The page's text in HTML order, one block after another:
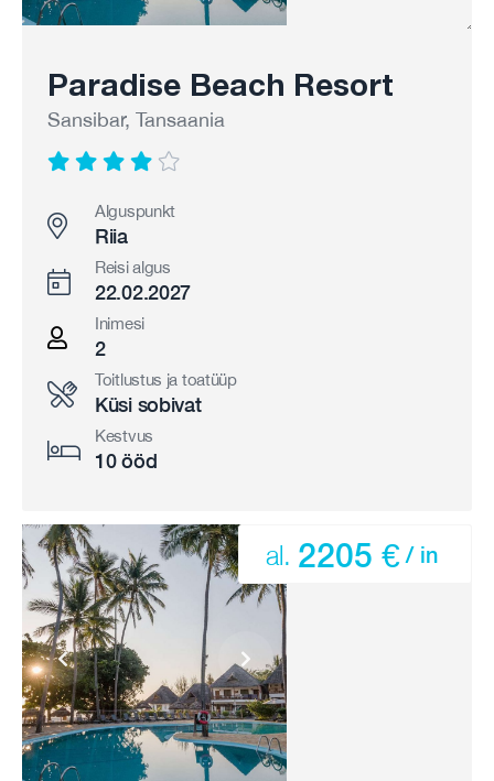
Paradise Beach Resort
Sansibar, Tansaania
Alguspunkt
Riia
Reisi algus
22.02.2027
Inimesi
2
Toitlustus ja toatüüp
Küsi sobivat
Kestvus
10 ööd
al. 2205 € / in